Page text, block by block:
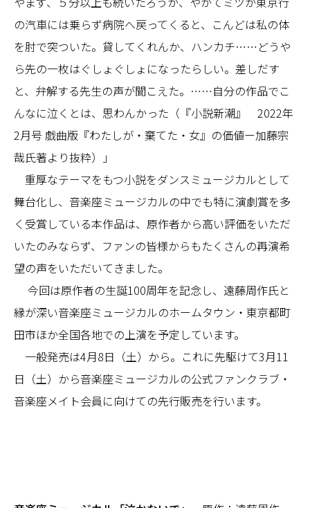
の汽車には乗らず病院へ戻ってくると、こんどは私の体
を肘で突ついた。貸してくれんか、ハンカチ……どうや
ら先の一枚はぐしょぐしょになったらしい。差しだす
と、弁解する先生の声が聞こえた。……自分の作品でこ
んなに泣くとは、思わんかった（『小説新潮』 2022年
2月号 戯曲版『わたしが・棄てた・女』の価値ー加藤宗
哉氏著より抜粋）」
重厚なテーマをもつ小説をダンスミュージカルとして
舞台化し、音楽座ミュージカルの中でも特に演劇賞を多
く受賞している本作品は、原作者から高い評価をいただ
いたのみならず、ファンの皆様からもたくさんの再演希
望の声をいただいてきました。
今回は原作者の生誕100周年を記念し、遠藤周作氏と
縁が深い音楽座ミュージカルのホームタウン・東京都町
田市ほか全国各地での上演を予定しています。
一般発売は4月8日（土）から。これに先駆けて3月11
日（土）から音楽座ミュージカルの公式ファンクラブ・
音楽座メイト会員に向けての先行販売を行います。